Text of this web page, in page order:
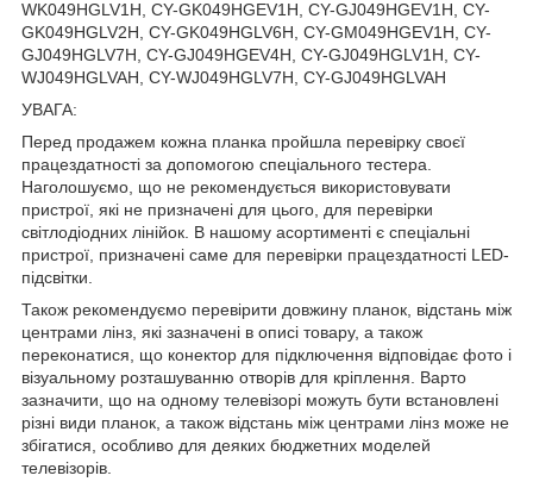
WK049HGLV1H, CY-GK049HGEV1H, CY-GJ049HGEV1H, CY-
GK049HGLV2H, CY-GK049HGLV6H, CY-GM049HGEV1H, CY-
GJ049HGLV7H, CY-GJ049HGEV4H, CY-GJ049HGLV1H, CY-
WJ049HGLVAH, CY-WJ049HGLV7H, CY-GJ049HGLVAH
УВАГА:
Перед продажем кожна планка пройшла перевірку своєї
працездатності за допомогою спеціального тестера.
Наголошуємо, що не рекомендується використовувати
пристрої, які не призначені для цього, для перевірки
світлодіодних лінійок. В нашому асортименті є спеціальні
пристрої, призначені саме для перевірки працездатності LED-
підсвітки.
Також рекомендуємо перевірити довжину планок, відстань між
центрами лінз, які зазначені в описі товару, а також
переконатися, що конектор для підключення відповідає фото і
візуальному розташуванню отворів для кріплення. Варто
зазначити, що на одному телевізорі можуть бути встановлені
різні види планок, а також відстань між центрами лінз може не
збігатися, особливо для деяких бюджетних моделей
телевізорів.